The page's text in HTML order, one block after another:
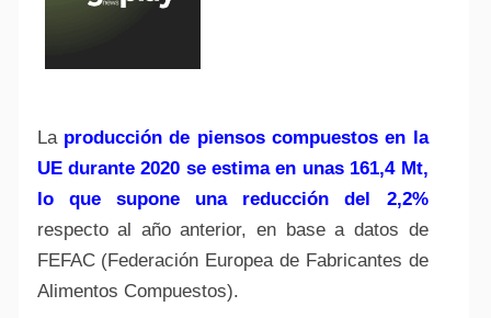
La producción de piensos compuestos en la
UE durante 2020 se estima en unas 161,4 Mt,
lo que supone una reducción del 2,2%
respecto al año anterior, en base a datos de
FEFAC (Federación Europea de Fabricantes de
Alimentos Compuestos).